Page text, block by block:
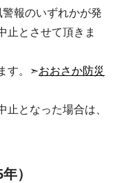
報のいずれかが発
止とさせて頂きま
す。➣おおさか防災
となった場合は、
）